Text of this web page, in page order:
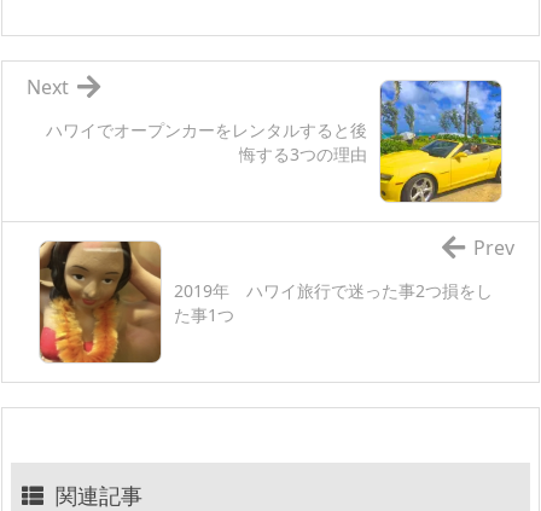
ハワイでオープンカーをレンタルすると後
悔する3つの理由
Next
2019年 ハワイ旅行で迷った事2つ損をし
た事1つ
Prev
関連記事